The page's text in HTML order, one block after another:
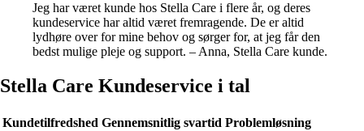
Jeg har været kunde hos Stella Care i flere år, og deres
kundeservice har altid været fremragende. De er altid
lydhøre over for mine behov og sørger for, at jeg får den
bedst mulige pleje og support. – Anna, Stella Care kunde.
Stella Care Kundeservice i tal
Kundetilfredshed Gennemsnitlig svartid Problemløsning